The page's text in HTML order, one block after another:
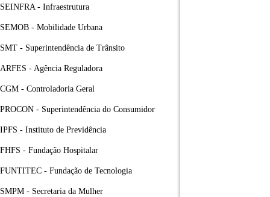
SEINFRA - Infraestrutura
SEMOB - Mobilidade Urbana
SMT - Superintendência de Trânsito
ARFES - Agência Reguladora
CGM - Controladoria Geral
PROCON - Superintendência do Consumidor
IPFS - Instituto de Previdência
FHFS - Fundação Hospitalar
FUNTITEC - Fundação de Tecnologia
SMPM - Secretaria da Mulher